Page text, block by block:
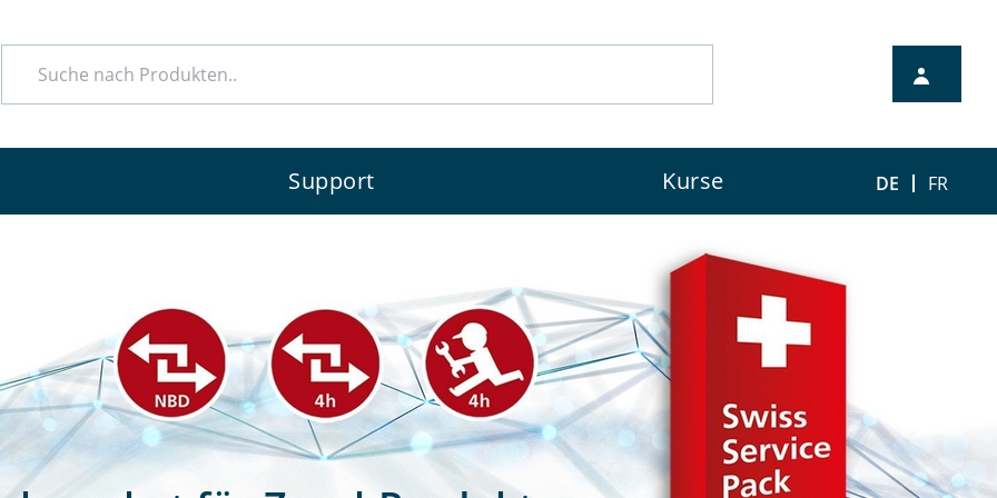
Support Kurse DE FR